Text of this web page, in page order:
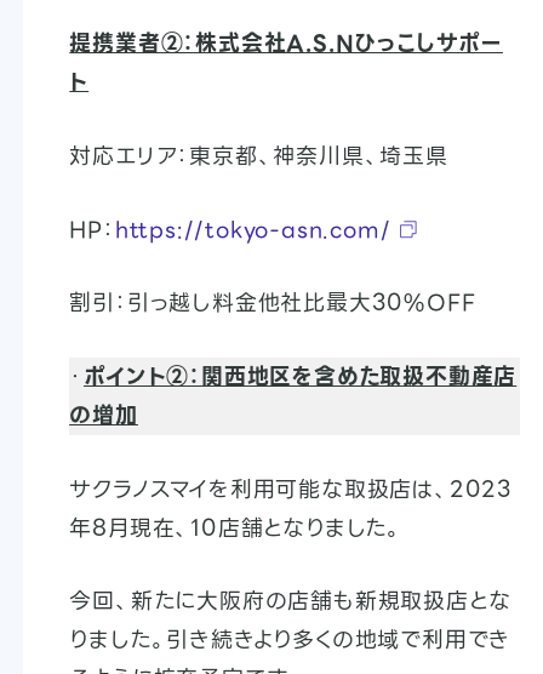
提携業者②：株式会社A.S.Nひっこしサポー
ト
対応エリア：東京都、神奈川県、埼玉県
HP： https://tokyo-asn.com/
割引：引っ越し料金他社比最大30%OFF
・ポイント②：関西地区を含めた取扱不動産店
の増加
サクラノスマイを利用可能な取扱店は、2023
年8月現在、10店舗となりました。
今回、新たに大阪府の店舗も新規取扱店とな
りました。引き続きより多くの地域で利用でき